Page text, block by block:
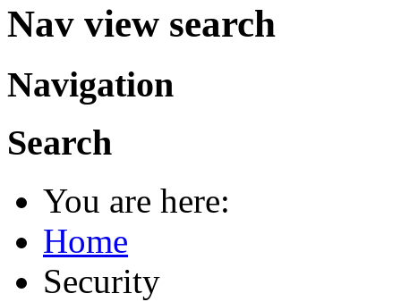
Nav view search
Navigation
Search
You are here:
Home
Security